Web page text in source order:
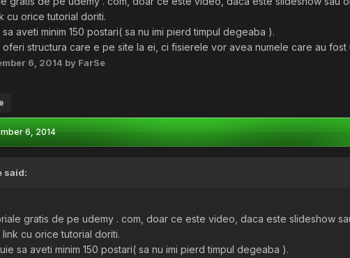
cu orice tutorial doriti.
aveti minim 150 postari( sa nu imi pierd timpul degeaba ).
oferi structura care e pe site la ei, ci fisierele vor avea numele care au
6, 2014 by FarSe
6, 2014
said:
gratis de pe udemy . com, doar ce este video, daca este slideshow
link cu orice tutorial doriti.
sa aveti minim 150 postari( sa nu imi pierd timpul degeaba ).